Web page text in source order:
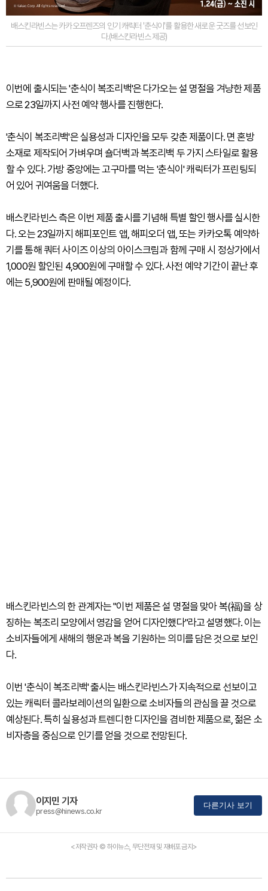
배스킨라빈스는 카카오프렌즈의 인기 캐릭터 '춘식이'를 활용한 새로운 굿즈를 선보인
다.(배스킨라빈스 제공)
이번에 출시되는 '춘식이 복조리백'은 다가오는 설 명절을 겨냥한 제품
으로 23일까지 사전 예약 행사를 진행한다.
'춘식이 복조리백'은 실용성과 디자인을 모두 갖춘 제품이다. 면 혼방
소재로 제작되어 가벼우며 숄더백과 복조리백 두 가지 스타일로 활용
할 수 있다. 가방 중앙에는 고구마를 먹는 '춘식이' 캐릭터가 프린팅되
어 있어 귀여움을 더했다.
배스킨라빈스 측은 이번 제품 출시를 기념해 특별 할인 행사를 실시한
다. 오는 23일까지 해피포인트 앱, 해피오더 앱, 또는 카카오톡 예약하
기를 통해 쿼터 사이즈 이상의 아이스크림과 함께 구매 시 정상가에서
1,000원 할인된 4,900원에 구매할 수 있다. 사전 예약 기간이 끝난 후
에는 5,900원에 판매될 예정이다.
배스킨라빈스의 한 관계자는 "이번 제품은 설 명절을 맞아 복(福)을 상
징하는 복조리 모양에서 영감을 얻어 디자인했다"라고 설명했다. 이는
소비자들에게 새해의 행운과 복을 기원하는 의미를 담은 것으로 보인
다.
이번 '춘식이 복조리백' 출시는 배스킨라빈스가 지속적으로 선보이고
있는 캐릭터 콜라보레이션의 일환으로 소비자들의 관심을 끌 것으로
예상된다. 특히 실용성과 트렌디한 디자인을 겸비한 제품으로, 젊은 소
비자층을 중심으로 인기를 얻을 것으로 전망된다.
이지민 기자
press@hinews.co.kr
다른기사 보기
<저작권자 © 하이뉴스, 무단전재 및 재배포 금지>